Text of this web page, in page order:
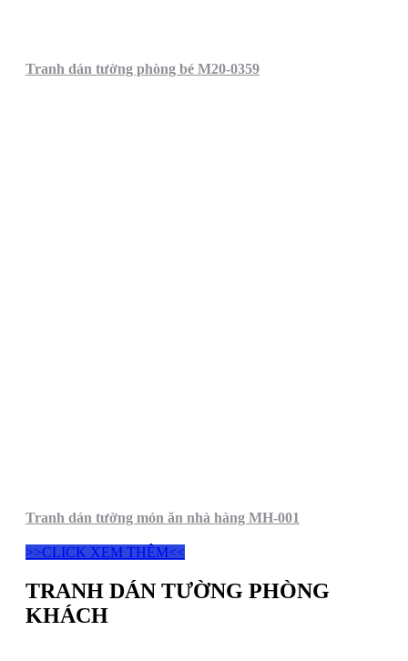
Tranh dán tường phòng bé M20-0359
Tranh dán tường món ăn nhà hàng MH-001
>>CLICK XEM THÊM<<
TRANH DÁN TƯỜNG PHÒNG
KHÁCH